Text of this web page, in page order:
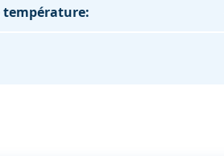
température: